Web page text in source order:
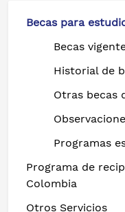
Becas para
Becas
Historial de
Otras becas
Programas
Programa de
Colombia
Otros Servicios